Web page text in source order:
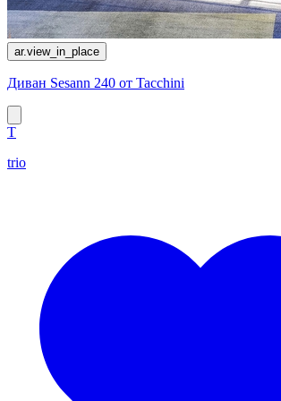
ar.view_in_place
Диван Sesann 240 от Tacchini
T
trio